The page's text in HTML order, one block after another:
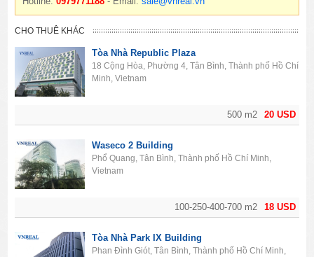
CHO THUÊ KHÁC
20 USD
500 m2
Tòa Nhà Republic Plaza
18 Cộng Hòa, Phường 4, Tân Bình, Thành phố Hồ Chí
Minh, Vietnam
18 USD
100-250-400-700 m2
Waseco 2 Building
Phổ Quang, Tân Bình, Thành phố Hồ Chí Minh,
Vietnam
Tòa Nhà Park IX Building
Phan Đình Giót, Tân Bình, Thành phố Hồ Chí Minh,